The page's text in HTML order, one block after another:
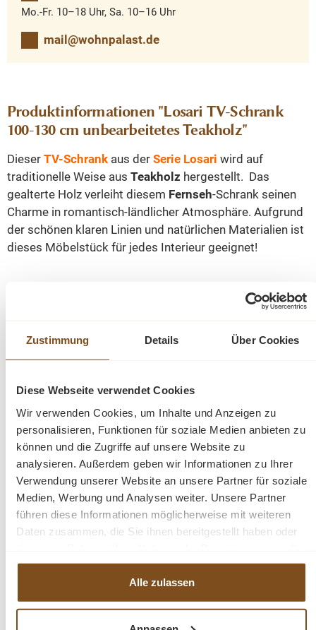
Zustimmung Details Über Cookies
Diese Webseite verwendet Cookies
Wir verwenden Cookies, um Inhalte und Anzeigen zu
personalisieren, Funktionen für soziale Medien anbieten zu
können und die Zugriffe auf unsere Website zu
analysieren. Außerdem geben wir Informationen zu Ihrer
Verwendung unserer Website an unsere Partner für soziale
Medien, Werbung und Analysen weiter. Unsere Partner
führen diese Informationen möglicherweise mit weiteren
Daten zusammen, die Sie ihnen bereitgestellt haben oder
haben.
Alle zulassen
Mo.-Fr. 10–18 Uhr, Sa. 10–16 Uhr
mail@wohnpalast.de
Produktinformationen "Losari TV-Schrank
100-130 cm unbearbeitetes Teakholz"
Dieser TV-Schrank aus der Serie Losari wird auf
traditionelle Weise aus Teakholz hergestellt. Das
gealterte Holz verleiht diesem Fernseh-Schrank seinen
Charme in romantisch-ländlicher Atmosphäre. Aufgrund
der schönen klaren Linien und natürlichen Materialien ist
dieses Möbelstück für jedes Interieur geeignet!
Fächer. Sehr praktisch, um Ihre Sachen zu verstauen und
Sie diesen Artikel mit den anderen Möbeln aus unserer
Losari-Kollektion!
Abmessung: ca. (H/B/T) 60 x 100 oder 130 x 50
fertig montiert
stabile Regalböden
Landhaus-Stil
Massivholz
Teakholz
Losari